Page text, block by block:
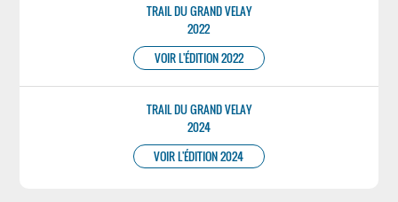
TRAIL DU GRAND VELAY
2022
VOIR L'ÉDITION 2022
TRAIL DU GRAND VELAY
2024
VOIR L'ÉDITION 2024